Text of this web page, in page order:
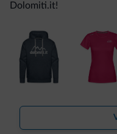
Dolomiti.it!